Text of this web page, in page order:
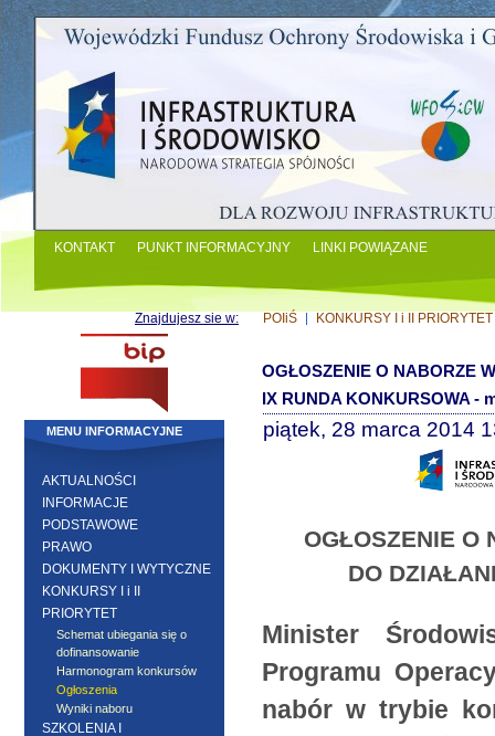
KONTAKT PUNKT INFORMACYJNY LINKI POWIĄZANE
Znajdujesz sie w: POIiŚ KONKURSY I i II PRIORYTET
MENU INFORMACYJNE
AKTUALNOŚCI
INFORMACJE
PODSTAWOWE
PRAWO
DOKUMENTY I WYTYCZNE
KONKURSY I i II
PRIORYTET
Schemat ubiegania się o
dofinansowanie
Harmonogram konkursów
Ogłoszenia
Wyniki naboru
SZKOLENIA I
OGŁOSZENIE O NABORZE
IX RUNDA KONKURSOWA -
piątek, 28 marca 2014
OGŁOSZENIE O
DO
Minister
Programu
nabór w trybie